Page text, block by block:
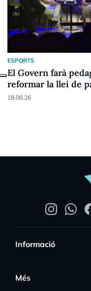
ESPORTS
El Govern farà
reformar la llei de
18.06.26
Informació
Més